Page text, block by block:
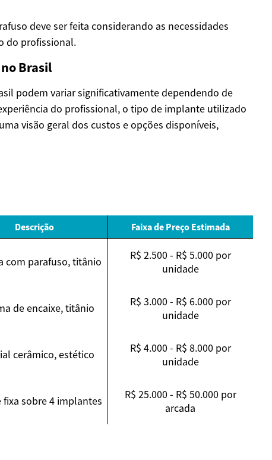
deve ser feita considerando as necessidades
do profissional.
Brasil
podem variar significativamente dependendo de
do profissional, o tipo de implante utilizado
visão geral dos custos e opções disponíveis,
Descrição Faixa de Preço Estimada
com parafuso, titânio
R$ 2.500 - R$ 5.000 por
unidade
de encaixe, titânio
R$ 3.000 - R$ 6.000 por
unidade
cerâmico, estético
R$ 4.000 - R$ 8.000 por
unidade
fixa sobre 4 implantes
R$ 25.000 - R$ 50.000 por
arcada